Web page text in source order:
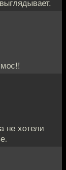
не хотели